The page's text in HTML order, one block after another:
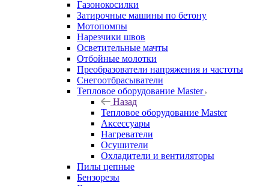
Газонокосилки
Затирочные машины по бетону
Мотопомпы
Нарезчики швов
Осветительные мачты
Отбойные молотки
Преобразователи напряжения и частоты
Снегоотбрасыватели
Тепловое оборудование Master
Назад
Тепловое оборудование Master
Аксессуары
Нагреватели
Осушители
Охладители и вентиляторы
Пилы цепные
Бензорезы